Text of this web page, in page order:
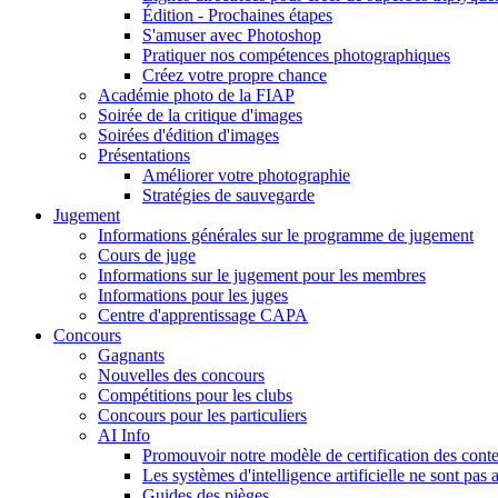
Édition - Prochaines étapes
S'amuser avec Photoshop
Pratiquer nos compétences photographiques
Créez votre propre chance
Académie photo de la FIAP
Soirée de la critique d'images
Soirées d'édition d'images
Présentations
Améliorer votre photographie
Stratégies de sauvegarde
Jugement
Informations générales sur le programme de jugement
Cours de juge
Informations sur le jugement pour les membres
Informations pour les juges
Centre d'apprentissage CAPA
Concours
Gagnants
Nouvelles des concours
Compétitions pour les clubs
Concours pour les particuliers
AI Info
Promouvoir notre modèle de certification des
Les systèmes d'intelligence artificielle ne sont pas